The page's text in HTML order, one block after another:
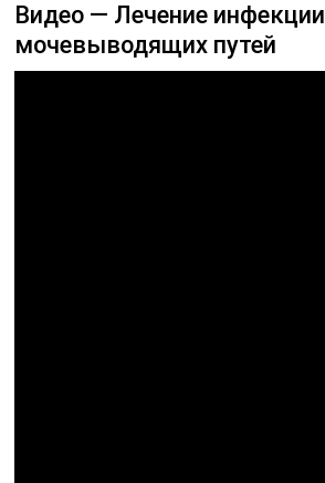
Видео — Лечение инфекции
мочевыводящих путей